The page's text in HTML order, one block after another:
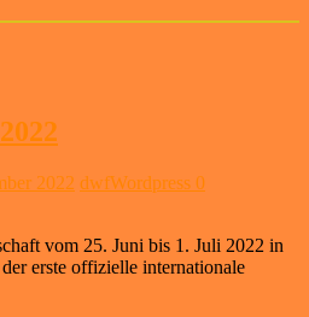
2022 dwfWordpress 0
vom 25. Juni bis 1. Juli 2022 in
erste offizielle internationale